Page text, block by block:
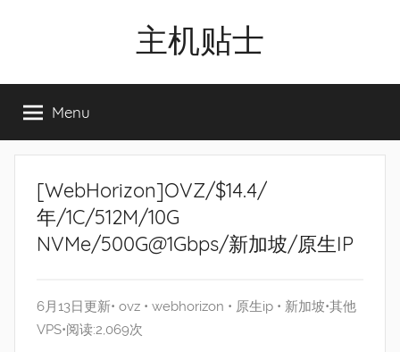
主机贴士
工|BandwagonHost
VPS|Vps|
主
Menu
[WebHorizon]OVZ/$14.4/
年/1C/512M/10G
NVMe/500G@1Gbps/新加坡/原生IP
6月13日更新• ovz • webhorizon • 原生ip • 新加坡•其他
VPS•阅读:2,069次